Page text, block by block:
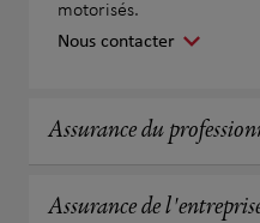
motorisés.
Nous contacter
Assurance du
Assurance de